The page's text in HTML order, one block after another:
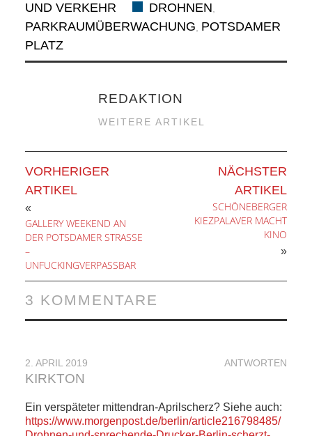
UND VERKEHR
DROHNEN,
PARKRAUMÜBERWACHUNG, POTSDAMER
PLATZ
REDAKTION
WEITERE ARTIKEL
VORHERIGER
ARTIKEL
«
GALLERY WEEKEND AN
DER POTSDAMER STRASSE
–
UNFUCKINGVERPASSBAR
NÄCHSTER
ARTIKEL
SCHÖNEBERGER
KIEZPALAVER MACHT
KINO
»
3 KOMMENTARE
ANTWORTEN
2. APRIL 2019
KIRKTON
Ein verspäteter mittendran-Aprilscherz? Siehe auch:
https://www.morgenpost.de/berlin/article216798485/